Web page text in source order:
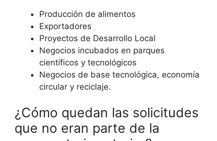
Producción de alimentos
Exportadores
Proyectos de Desarrollo Local
Negocios incubados en parques
científicos y tecnológicos
Negocios de base tecnológica, economía
circular y reciclaje.
¿Cómo quedan las solicitudes
que no eran parte de la